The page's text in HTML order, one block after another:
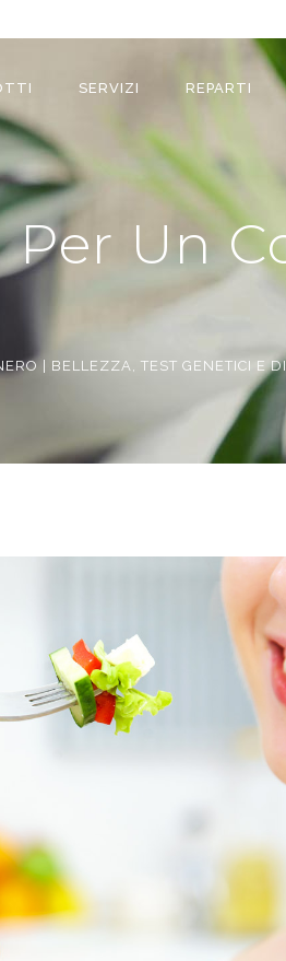
SERVIZI REPARTI
Per Un
| BELLEZZA, TEST GENETICI E